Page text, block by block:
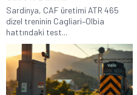
Sardinya, CAF üretimi ATR 465
dizel treninin Cagliari–Olbia
hattındaki test...